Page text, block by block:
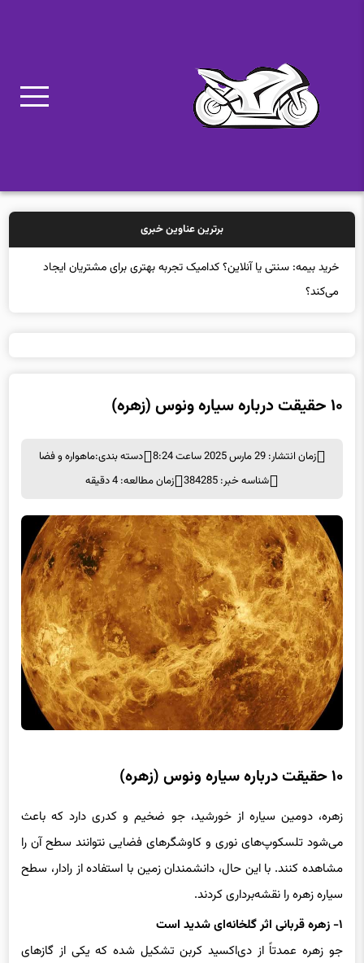
برترین عناوین خبری
خر
شناسه خبر: 384285
زمان مطالعه: 4 دقیقه
می‌شود تلسکوپ‌های نوری و کاوشگرهای فضایی نتوانند سطح آن را
مشاهده کنند. با این حال، دانشمندان زمین با استفاده از رادار، سطح
سیاره زهره را نقشه‌برداری کردند.
۱- زهره قربانی اثر گلخانه‌ای شدید است
جو زهره عمدتاً از دی‌اکسید کربن تشکیل شده که یکی از گازهای
گلخانه‌ای است و باعث به دام انداختن گرما می‌شود. این اثر باعث